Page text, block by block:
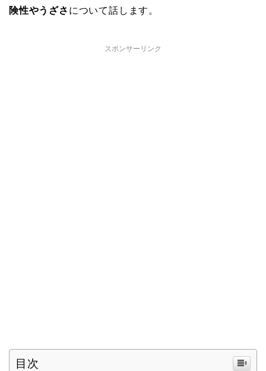
険性やうざさ について話します。
スポンサーリンク
目次